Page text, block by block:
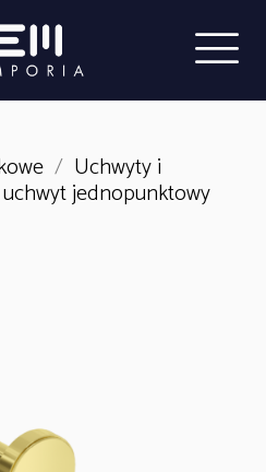
/ Uchwyty i
uchwyt jednopunktowy